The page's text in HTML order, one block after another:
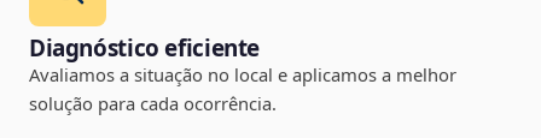
Diagnóstico eficiente
Avaliamos a situação no local e aplicamos a melhor
solução para cada ocorrência.